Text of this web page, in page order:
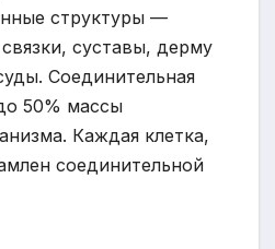
структуры —
суставы, дерму
Соединительная
50% массы
Каждая клетка,
соединительной